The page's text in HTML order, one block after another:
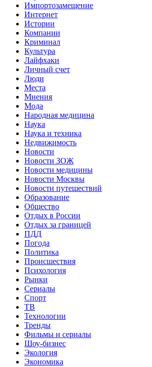
Импортозамещение
Интернет
Истории
Компании
Криминал
Культура
Лайфхаки
Личный счет
Люди
Места
Мнения
Мода
Народная медицина
Наука
Наука и техника
Недвижимость
Новости
Новости ЗОЖ
Новости медицины
Новости Москвы
Новости путешествий
Образование
Общество
Отдых в России
Отдых за границей
ПДД
Погода
Политика
Происшествия
Психология
Рынки
Сериалы
Спорт
ТВ
Технологии
Тренды
Фильмы и сериалы
Шоу-бизнес
Экология
Экономика